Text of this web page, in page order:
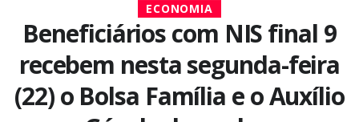
ECONOMIA
Beneficiários com NIS final 9
recebem nesta segunda-feira
(22) o Bolsa Família e o Auxílio